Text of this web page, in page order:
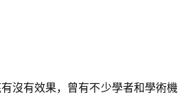
沒有效果，曾有不少學者和學術機